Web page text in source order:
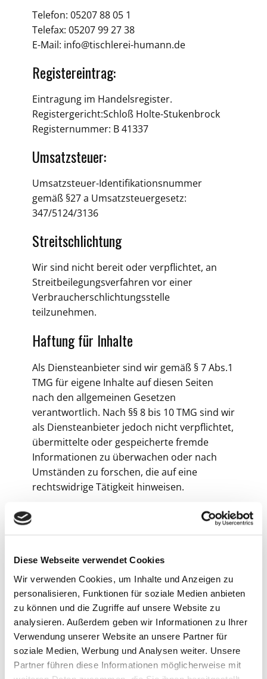
Diese Webseite verwendet Cookies
Wir verwenden Cookies, um Inhalte und Anzeigen zu
personalisieren, Funktionen für soziale Medien anbieten
zu können und die Zugriffe auf unsere Website zu
analysieren. Außerdem geben wir Informationen zu Ihrer
Verwendung unserer Website an unsere Partner für
soziale Medien, Werbung und Analysen weiter. Unsere
Partner führen diese Informationen möglicherweise mit
Telefon: 05207 88 05 1
Telefax: 05207 99 27 38
E-Mail: info@tischlerei-humann.de
Registereintrag:
Eintragung im Handelsregister.
Registergericht:Schloß Holte-Stukenbrock
Registernummer: B 41337
Umsatzsteuer:
Umsatzsteuer-Identifikationsnummer
gemäß §27 a Umsatzsteuergesetz:
347/5124/3136
Streitschlichtung
Wir sind nicht bereit oder verpflichtet, an
Streitbeilegungsverfahren vor einer
Verbraucherschlichtungsstelle
teilzunehmen.
Haftung für Inhalte
Als Diensteanbieter sind wir gemäß § 7 Abs.1
TMG für eigene Inhalte auf diesen Seiten
nach den allgemeinen Gesetzen
verantwortlich. Nach §§ 8 bis 10 TMG sind wir
als Diensteanbieter jedoch nicht verpflichtet,
übermittelte oder gespeicherte fremde
Informationen zu überwachen oder nach
Umständen zu forschen, die auf eine
rechtswidrige Tätigkeit hinweisen.
Sperrung der Nutzung von Informationen
hiervon unberührt. Eine diesbezügliche
Haftung ist jedoch erst ab dem Zeitpunkt der
Kenntnis einer konkreten Rechtsverletzung
möglich. Bei Bekanntwerden von
entsprechenden Rechtsverletzungen werden
wir diese Inhalte umgehend entfernen.
Haftung für Links